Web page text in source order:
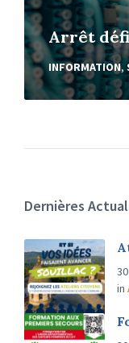
Arrêt
INFORMATION,
Dernières
in